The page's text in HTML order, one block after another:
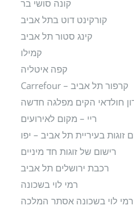
קונה סושי בר
קורקינט דוט בתל אביב
קינג סטור תל אביב
קמילו
קפה איטליה
קרפור תל אביב – Carrefour
חולדאי הקים מפלגה חדשה
ריי – מקום לאירועים
זוגות בעיריית תל אביב – יפו
רישום של זוגות חד מיניים
רכבת ירושלים תל אביב
רמי לוי בשכונה
רמי לוי בשכונה אסתר המלכה